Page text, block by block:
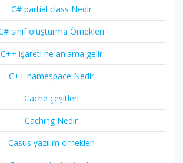
C# partial class Nedir
sınıf oluşturma Örnekleri
C++ işareti ne anlama gelir
C++ namespace Nedir
Cache çeşitleri
Caching Nedir
Casus yazılım örnekleri